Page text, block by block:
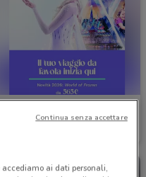
ai dati personali,
Continua senza accettare